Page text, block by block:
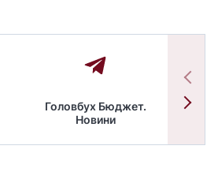
Головбух Бюджет.
Новини